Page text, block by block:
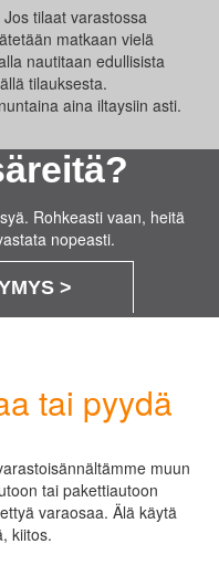
tilaat varastossa
matkaan vielä
nautitaan edullisista
tilauksesta.
aina iltaysiin asti.
Rohkeasti vaan, heitä
nopeasti.
>
tai pyydä
muun
tai pakettiautoon
varaosaa. Älä käytä
kiitos.